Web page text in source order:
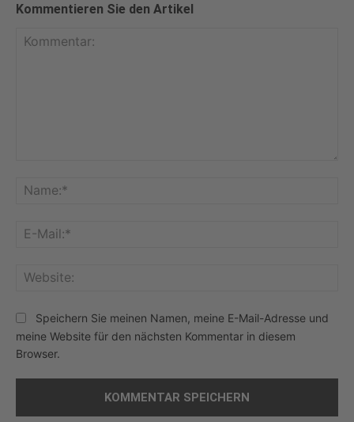
Kommentieren Sie den Artikel
Speichern Sie meinen Namen, meine E-Mail-Adresse und
meine Website für den nächsten Kommentar in diesem
Browser.